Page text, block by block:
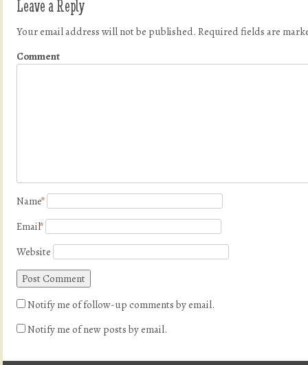
Leave a Reply
Your email address will not be published. Required fields are
Comment
Name*
Email*
Website
Notify me of follow-up comments by email.
Notify me of new posts by email.